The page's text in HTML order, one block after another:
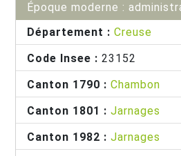
Époque moderne :
Département : Creuse
Code Insee : 23152
Canton 1790 : Chambon
Canton 1801 : Jarnages
Canton 1982 : Jarnages